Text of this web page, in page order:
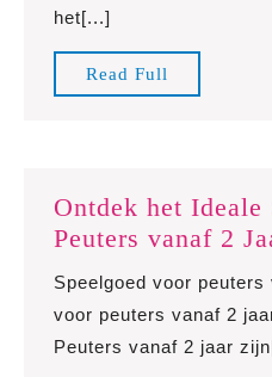
het[...]
Read Full
Full
Ontdek het Ideale
Peuters vanaf 2
Speelgoed voor
voor peuters vanaf 2
Peuters vanaf 2 jaar